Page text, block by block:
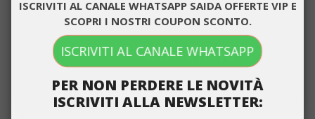
ogni euro speso.
Leggi il regolamento
ACQUISTA ORA
ogni euro speso.
Leggi il regolamento
ACQUISTA ORA
ACCETTA TUTTO
MOSTRA DETTAGLI
ISCRIVITI AL CANALE WHATSAPP SAIDA OFFERTE VIP E
SCOPRI I NOSTRI COUPON SCONTO.
ISCRIVITI AL CANALE WHATSAPP
PER NON PERDERE LE NOVITÀ
ISCRIVITI ALLA NEWSLETTER: